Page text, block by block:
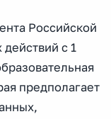
Российской
с 1
предполагает